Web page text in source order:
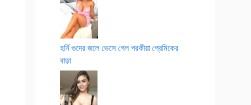
হর্নি গুদের জলে ভেসে গেল পরকীয়া প্রেমিকের
বাড়া